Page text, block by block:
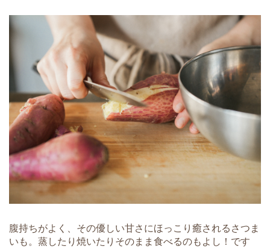
腹持ちがよく、その優しい甘さにほっこり癒されるさつま
いも。蒸したり焼いたりそのまま食べるのもよし！です